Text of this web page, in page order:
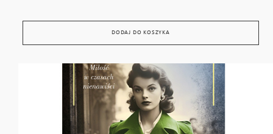
DODAJ DO KOSZYKA